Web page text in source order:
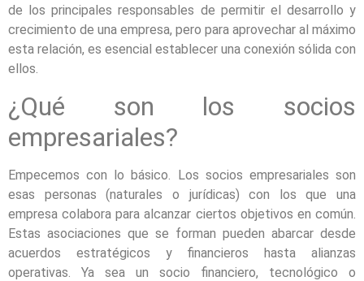
de los principales responsables de permitir el desarrollo y
crecimiento de una empresa, pero para aprovechar al máximo
esta relación, es esencial establecer una conexión sólida con
ellos.
¿Qué son los socios
empresariales?
Empecemos con lo básico. Los socios empresariales son
esas personas (naturales o jurídicas) con los que una
empresa colabora para alcanzar ciertos objetivos en común.
Estas asociaciones que se forman pueden abarcar desde
acuerdos estratégicos y financieros hasta alianzas
operativas. Ya sea un socio financiero, tecnológico o